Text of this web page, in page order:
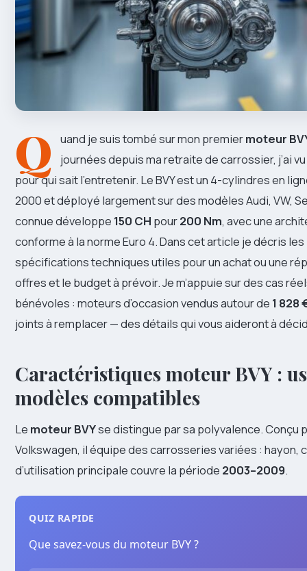
Q uand je suis tombé sur mon premiermoteur
journées depuis ma retraite de carrossier, j’ai
pour qui sait l’entretenir. Le BVY est un 4-cylindres en
2000 et déployé largement sur des modèles Audi, VW,
connue développe 150 CH pour200 Nm, avec une
conforme à la norme Euro 4. Dans cet article je décris
spécifications techniques utiles pour un achat ou une
offres et le budget à prévoir. Je m’appuie sur des cas
bénévoles : moteurs d’occasion vendus autour de 1 828
joints à remplacer — des détails qui vous aideront à
Caractéristiques moteur BVY :
modèles compatibles
Le moteur BVYse distingue par sa polyvalence. Conçu
Volkswagen, il équipe des carrosseries variées : hayon,
d’utilisation principale couvre la période 2003–2009.
QUIZ RAPIDE
Que savez-vous du moteur BVY ?